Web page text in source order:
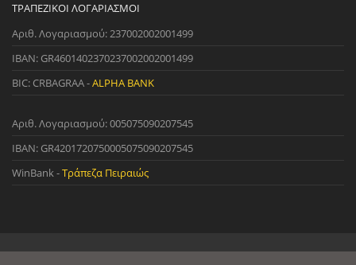
ΤΡΑΠΕΖΙΚΟΊ ΛΟΓΑΡΙΑΣΜΟΊ
Αριθ. Λογαριασμού: 237002002001499
IBAN: GR4601402370237002002001499
BIC: CRBAGRAA -ALPHA BANK
Αριθ. Λογαριασμού: 005075090207545
IBAN: GR4201720750005075090207545
WinBank -Τράπεζα Πειραιώς
© 2022 StreetWare. All Rights Reserved. | Designed and Developedby